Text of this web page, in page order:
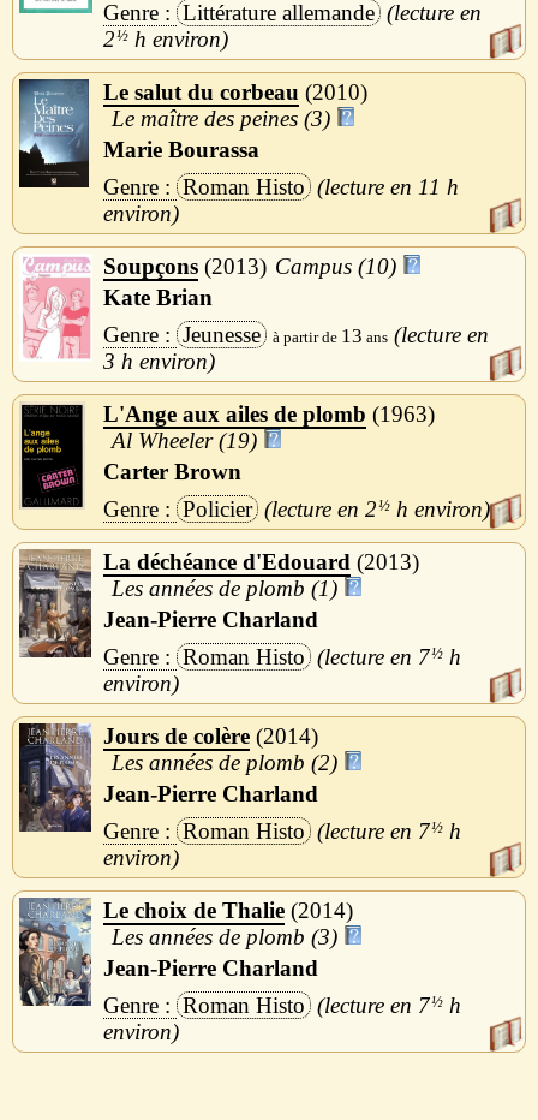
Littérature allemande
2½ h
Le salut du corbeau
2010
Le maître des peines (3)
Marie Bourassa
Roman Histo
11 h
Soupçons 2013
Campus (10)
Kate Brian
Jeunesse
13
3 h
L'Ange aux ailes de plomb
1963
Al Wheeler (19)
Carter Brown
Policier
2½ h
La déchéance d'Edouard
2013
Les années de plomb (1)
Jean-Pierre Charland
Roman Histo
7½ h
Jours de colère 2014
Les années de plomb (2)
Jean-Pierre Charland
Roman Histo
7½ h
Le choix de Thalie 2014
Les années de plomb (3)
Jean-Pierre Charland
Roman Histo
7½ h